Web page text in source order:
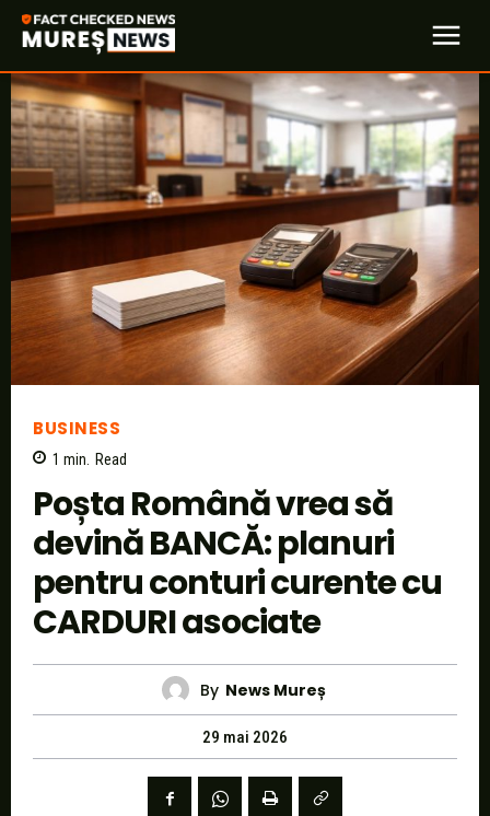
BUSINESS
1 min. Read
Poșta Română vrea să
devină BANCĂ: planuri
pentru conturi curente cu
CARDURI asociate
By News Mureș
29 mai 2026